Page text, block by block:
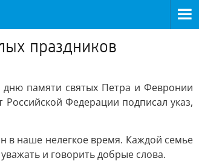
праздников
памяти святых Петра и Февронии
Федерации подписал указ,
в наше нелегкое время. Каждой семье
и говорить добрые слова.